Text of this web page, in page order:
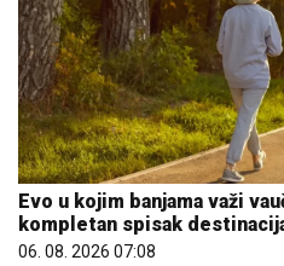
Evo u kojim banjama važi
kompletan spisak
06. 08. 2026 07:08